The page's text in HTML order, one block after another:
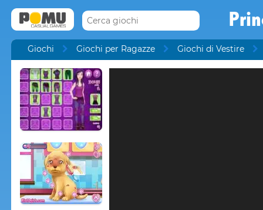
Giochi Giochi per Ragazze Giochi di Vestire